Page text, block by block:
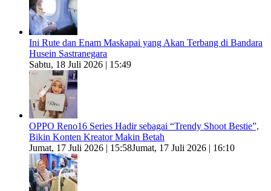
Ini Rute dan Enam Maskapai yang Akan Terbang di Bandara
Husein Sastranegara
Sabtu, 18 Juli 2026 | 15:49
OPPO Reno16 Series Hadir sebagai “Trendy Shoot Bestie”,
Bikin Konten Kreator Makin Betah
Jumat, 17 Juli 2026 | 15:58Jumat, 17 Juli 2026 | 16:10